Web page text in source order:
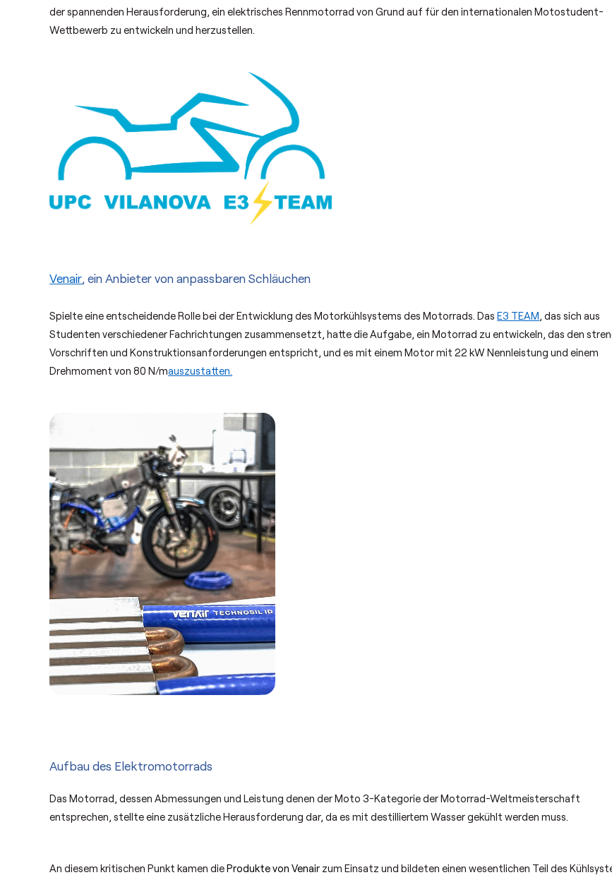
der spannenden Herausforderung, ein elektrisches Rennmotorrad von Grund auf für den internationalen Motostudent-
Wettbewerb zu entwickeln und herzustellen.
Venair, ein Anbieter von anpassbaren Schläuchen
Spielte eine entscheidende Rolle bei der Entwicklung des Motorkühlsystems des Motorrads. DasE3 TEAM, das sich aus
Studenten verschiedener Fachrichtungen zusammensetzt, hatte die Aufgabe, ein Motorrad zu entwickeln, das den
Vorschriften und Konstruktionsanforderungen entspricht, und es mit einem Motor mit 22 kW Nennleistung und einem
Drehmoment von 80 N/mauszustatten.
Aufbau des Elektromotorrads
Das Motorrad, dessen Abmessungen und Leistung denen der Moto 3-Kategorie der Motorrad-Weltmeisterschaft
entsprechen, stellte eine zusätzliche Herausforderung dar, da es mit destilliertem Wasser gekühlt werden muss.
An diesem kritischen Punkt kamen dieProdukte von Venair zum Einsatz und bildeten einen wesentlichen Teil des